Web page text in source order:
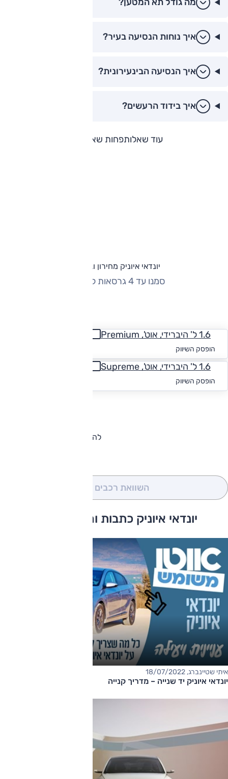
איך נוחות הנסיעה בעיר?
איך הנסיעה הבינעירונית?
איך בידוד הרעשים?
עוד שאלותפחות שאלות
יונדאי איוניק מחירון וגרסאות
סמנו עד 4 גרסאות להשוואה
1.6 ל' היברידי, אוט', Premium
הופסק השיווק
1.6 ל' היברידי, אוט', Supreme
הופסק השיווק
להורדת קטלוג יונדאי איוניק
השוואת רכבים
יונדאי איוניק כתבות ומבחני דרכים
איתי שטיינברג, 18/07/2022
יונדאי איוניק יד שנייה – מדריך קנייה